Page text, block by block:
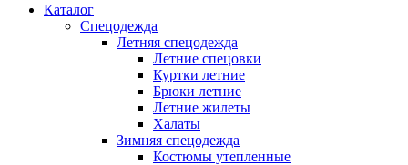
Каталог
Спецодежда
Летняя спецодежда
Летние спецовки
Куртки летние
Брюки летние
Летние жилеты
Халаты
Зимняя спецодежда
Костюмы утепленные